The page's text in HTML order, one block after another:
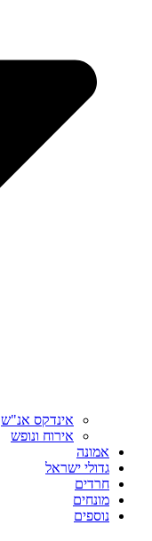
אינדקס אנ"ש
אירוח ונופש
אמונה
גדולי ישראל
חרדים
מונחים
נוספים